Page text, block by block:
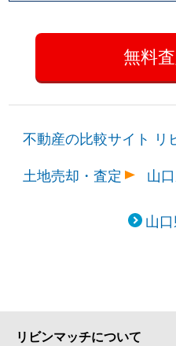
不動産の比較サイト リ
土地売却・査定
山
山
リビンマッチについて